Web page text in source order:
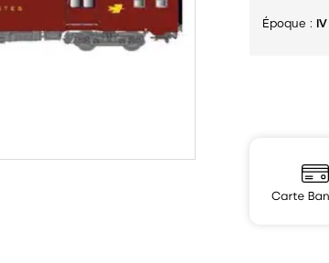
Époque : IV